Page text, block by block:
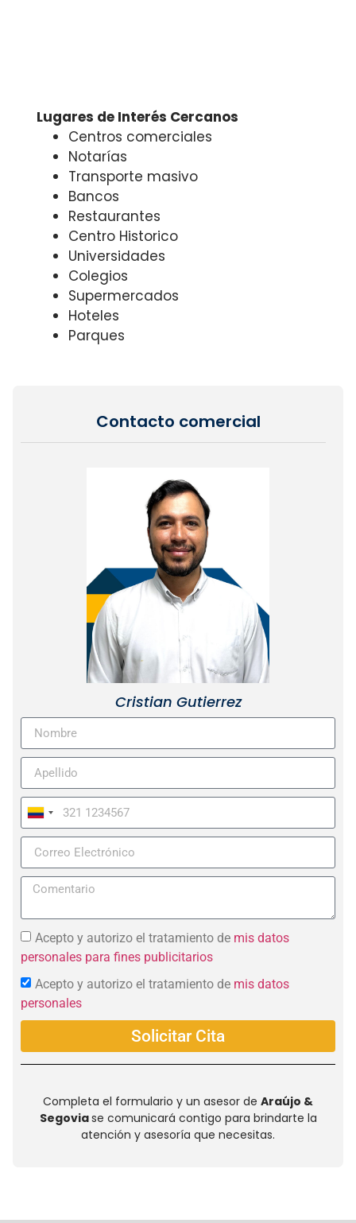
Lugares de Interés Cercanos
Centros comerciales
Notarías
Transporte masivo
Bancos
Restaurantes
Centro Historico
Universidades
Colegios
Supermercados
Hoteles
Parques
Contacto comercial
Cristian Gutierrez
Colombia
+57
Acepto y autorizo el tratamiento de mis datos
personales para fines publicitarios
Acepto y autorizo el tratamiento de mis datos
personales
Solicitar Cita
Completa el formulario y un asesor de Araújo &
Segoviase comunicará contigo para brindarte la
atención y asesoría que necesitas.